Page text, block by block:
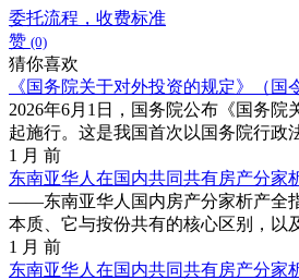
委托流程，收费标准
赞 (0)
猜你喜欢
《国务院关于对外投资的规定》（
2026年6月1日，国务院公布《国务
起施行。这是我国首次以国务院行政
1 月 前
东南亚华人在国内共同共有房产分
——东南亚华人国内房产分家析产全
本质、它与按份共有的核心区别，
1 月 前
东南亚华人在国内共同共有房产分家